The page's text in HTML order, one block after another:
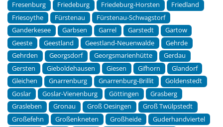
Fresenburg
Friedeburg Friedeburg-Horsten
Friedland
Friesoythe
Fürstenau
Fürstenau-Schwagstorf
Ganderkesee
Garbsen Garrel Garstedt
Gartow
Geeste
Geestland Geestland-Neuenwalde
Gehrde
Gehrden
Georgsdorf Georgsmarienhütte
Gerdau
Gersten
Gieboldehausen Giesen Gifhorn
Glandorf
Gleichen
Gnarrenburg Gnarrenburg-Brillit
Goldenstedt
Goslar
Goslar-Vienenburg Göttingen
Grasberg
Grasleben
Gronau Groß Oesingen
Groß Twülpstedt
Großefehn
Großenkneten Großheide
Guderhandviertel